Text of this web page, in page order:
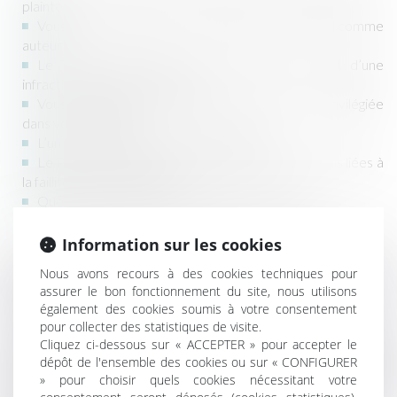
plainte ?
Vous êtes assigné devant le Tribunal correctionnel comme
auteur ?
Le Tribunal de Police vous convoque au sujet d’une
infraction au Code de la route ?
Vous souhaitez qu’une médiation pénale soit privilégiée
dans votre dossier ?
Le Procureur du Roi vous reproche des infractions liées à
la faillite de votre société ?
Toutes ces situations peuvent être impressionnantes et vous
donner le sentiment d’être fort démunis, au-delà des
implications émotionnelles diverses que cela peut avoir.
Les avocats dePerspectives Law & Mediationsont là pour
vous informer sur la procédure et sur vos droits, pour vous
assister devant les Tribunaux et dans toutes les démarches
Information sur les cookies
Nous avons recours à des cookies techniques pour
assurer le bon fonctionnement du site, nous utilisons
également des cookies soumis à votre consentement
pour collecter des statistiques de visite.
Cliquez ci-dessous sur « ACCEPTER » pour accepter le
dépôt de l'ensemble des cookies ou sur « CONFIGURER
» pour choisir quels cookies nécessitant votre